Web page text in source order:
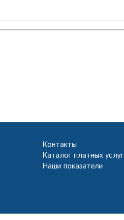
Контакты
Каталог платных услуг
Наши показатели